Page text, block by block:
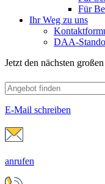
Für
Ihr Weg zu uns
DAA-
Jetzt den nächsten
E-Mail schreiben
anrufen